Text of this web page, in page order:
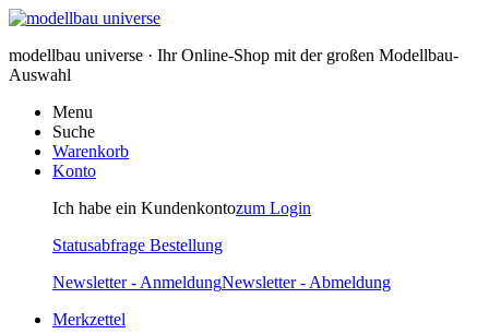
modellbau universe · Ihr Online-Shop mit der großen Modellbau-
Auswahl
Menu
Suche
Warenkorb
Konto
Ich habe ein Kundenkontozum Login
Statusabfrage Bestellung
Newsletter - AnmeldungNewsletter - Abmeldung
Merkzettel